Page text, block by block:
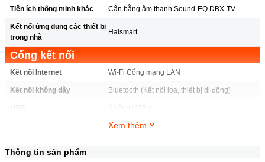
Thông tin sản phẩm
Tiện ích thông minh khác Cân bằng âm thanh Sound-EQ DBX-TV
Kết nối ứng dụng các thiết bị
trong nhà
Haismart
Cổng kết nối
Kết nối Internet Wi-Fi Cổng mạng LAN
Kết nối không dây Bluetooth (Kết nối loa, thiết bị di động)
3 cổng HDMI có 1 cổng HDMI eARC (ARC), 1
Cổng xuất âm thanh
Xem thêm